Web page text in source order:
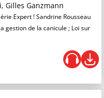
Gilles Ganzmann
Expert ! Sandrine Rousseau
gestion de la canicule ; Loi sur